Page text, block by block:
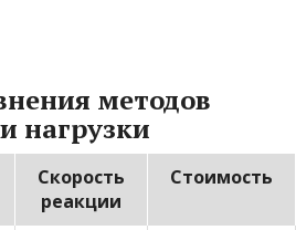
методов
нагрузки
Скорость
реакции
Стоимость